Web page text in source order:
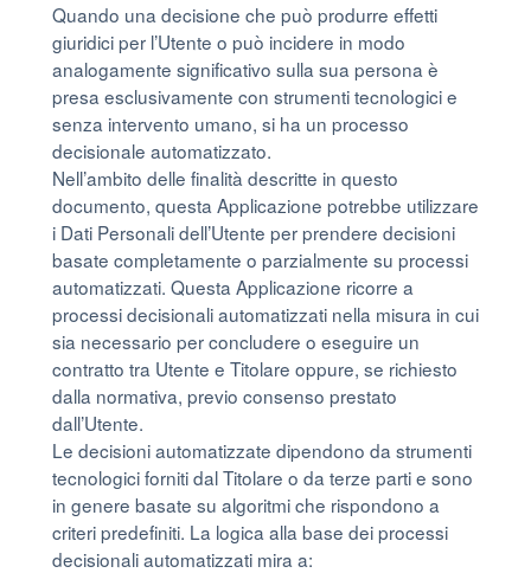
Quando una decisione che può produrre effetti
giuridici per l’Utente o può incidere in modo
analogamente significativo sulla sua persona è
presa esclusivamente con strumenti tecnologici e
senza intervento umano, si ha un processo
decisionale automatizzato.
Nell’ambito delle finalità descritte in questo
documento, questa Applicazione potrebbe utilizzare
i Dati Personali dell’Utente per prendere decisioni
basate completamente o parzialmente su processi
automatizzati. Questa Applicazione ricorre a
processi decisionali automatizzati nella misura in cui
sia necessario per concludere o eseguire un
contratto tra Utente e Titolare oppure, se richiesto
dalla normativa, previo consenso prestato
dall’Utente.
Le decisioni automatizzate dipendono da strumenti
tecnologici forniti dal Titolare o da terze parti e sono
in genere basate su algoritmi che rispondono a
criteri predefiniti. La logica alla base dei processi
decisionali automatizzati mira a: